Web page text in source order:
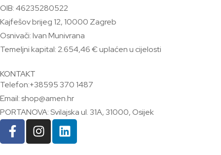
OIB: 46235280522
Kajfešov brijeg 12, 10000 Zagreb
Osnivači: Ivan Munivrana
Temeljni kapital: 2.654,46 € uplaćen u cijelosti
KONTAKT
Telefon:+38595 370 1487
Email: shop@amen.hr
PORTANOVA: Svilajska ul. 31A, 31000, Osijek